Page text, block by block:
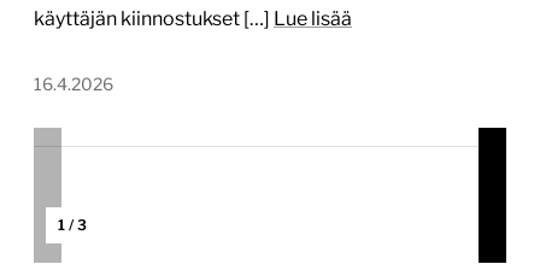
käyttäjän kiinnostukset […] Lue lisää
16.4.2026
1 / 3